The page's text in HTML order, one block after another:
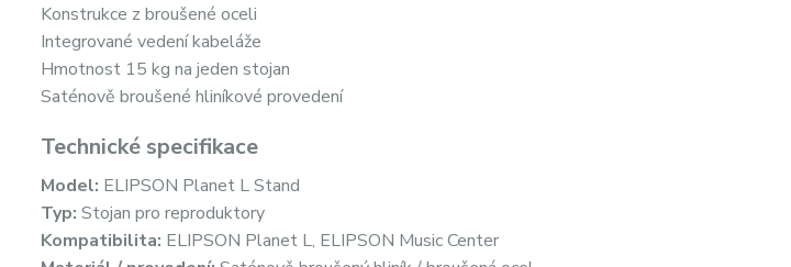
Konstrukce z broušené oceli
Integrované vedení kabeláže
Hmotnost 15 kg na jeden stojan
Saténově broušené hliníkové provedení
Technické specifikace
Model: ELIPSON Planet L Stand
Typ: Stojan pro reproduktory
Kompatibilita: ELIPSON Planet L, ELIPSON Music Center